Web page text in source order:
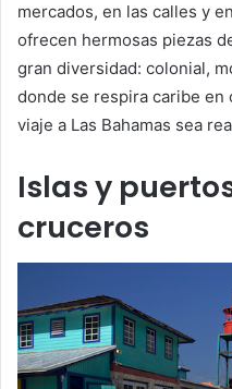
mercados, en las calles y
ofrecen hermosas piezas
gran diversidad: colonial,
donde se respira caribe en
viaje a Las Bahamas sea
Islas y
cruceros